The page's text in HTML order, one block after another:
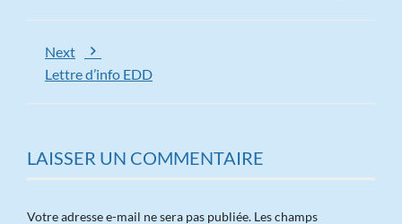
Next
Lettre d’info EDD
LAISSER UN COMMENTAIRE
Votre adresse e-mail ne sera pas publiée. Les champs